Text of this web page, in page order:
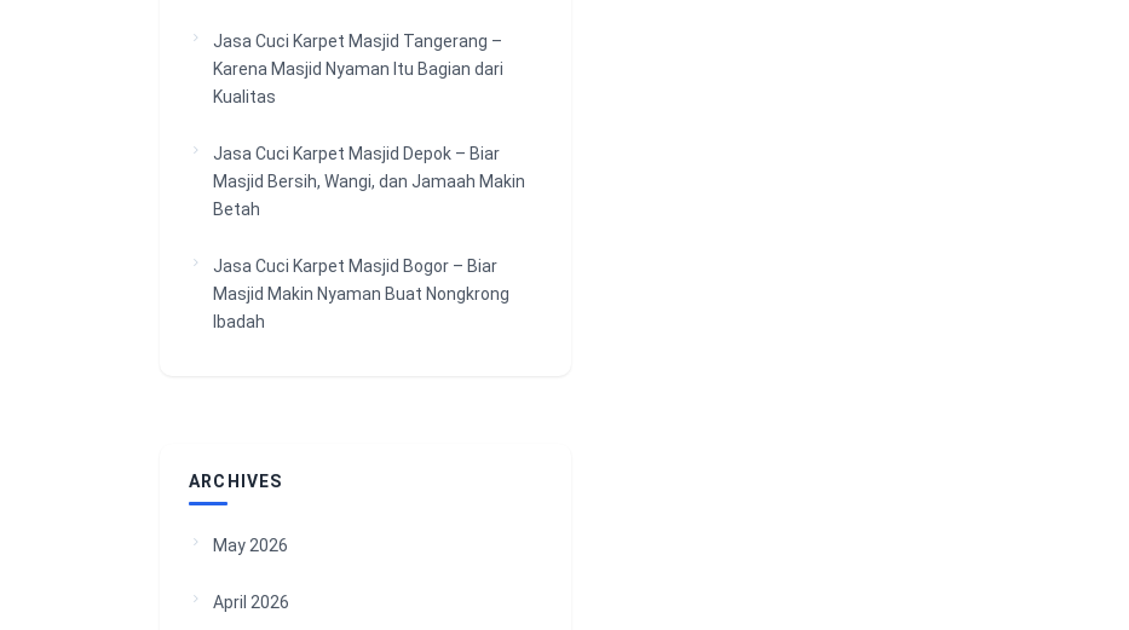
Jasa Cuci Karpet Masjid Tangerang –
Karena Masjid Nyaman Itu Bagian dari
Kualitas
Jasa Cuci Karpet Masjid Depok – Biar
Masjid Bersih, Wangi, dan Jamaah Makin
Betah
Jasa Cuci Karpet Masjid Bogor – Biar
Masjid Makin Nyaman Buat Nongkrong
Ibadah
ARCHIVES
May 2026
April 2026